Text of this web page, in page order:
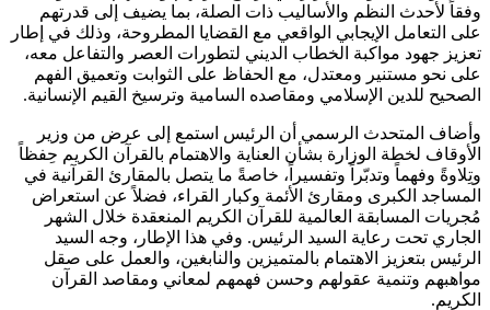
وفقاً لأحدث النظم والأساليب ذات الصلة، بما يضيف إلى قدرتهم
على التعامل الإيجابي الواقعي مع القضايا المطروحة، وذلك في إطار
تعزيز جهود مواكبة الخطاب الديني لتطورات العصر والتفاعل معه،
على نحو مستنير ومعتدل، مع الحفاظ على الثوابت وتعميق الفهم
الصحيح للدين الإسلامي ومقاصده السامية وترسيخ القيم الإنسانية.
وأضاف المتحدث الرسمي أن الرئيس استمع إلى عرض من وزير
الأوقاف لخطة الوزارة بشأن العناية والاهتمام بالقرآن الكريم حِفظاً
وتِلاوةً وفهماً وتدبّراً وتفسيراً، خاصةً ما يتصل بالمقارئ القرآنية في
المساجد الكبرى ومقارئ الأئمة وكبار القراء، فضلاً عن استعراض
مُجريات المسابقة العالمية للقرآن الكريم المنعقدة خلال الشهر
الجاري تحت رعاية السيد الرئيس. وفي هذا الإطار، وجه السيد
الرئيس بتعزيز الاهتمام بالمتميزين والنابغين، والعمل على صقل
مواهبهم وتنمية عقولهم وحسن فهمهم لمعاني ومقاصد القرآن
الكريم.